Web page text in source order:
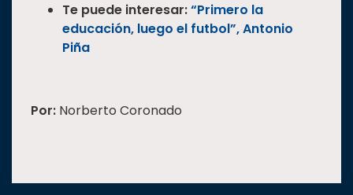
Te puede interesar:“Primero la
educación, luego el futbol”, Antonio
Piña
Por: Norberto Coronado